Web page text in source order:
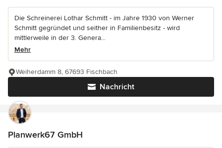
Die Schreinerei Lothar Schmitt - im Jahre 1930 von Werner
Schmitt gegründet und seither in Familienbesitz - wird
mittlerweile in der 3. Genera...
Mehr
Nachricht
Weiherdamm 8, 67693 Fischbach
Planwerk67 GmbH